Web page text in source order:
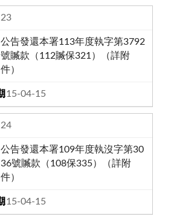
23
公告發還本署113年度執字第3792
號贓款（112贓保321）（詳附
件）
115-04-15
24
公告發還本署109年度執沒字第30
36號贓款（108保335）（詳附
件）
115-04-15